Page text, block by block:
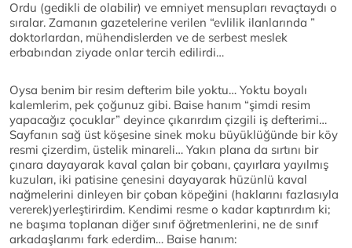
Ordu (gedikli de olabilir) ve emniyet mensupları revaçtaydı o
sıralar. Zamanın gazetelerine verilen “evlilik ilanlarında ”
doktorlardan, mühendislerden ve de serbest meslek
erbabından ziyade onlar tercih edilirdi…
Oysa benim bir resim defterim bile yoktu… Yoktu boyalı
kalemlerim, pek çoğunuz gibi. Baise hanım “şimdi resim
yapacağız çocuklar” deyince çıkarırdım çizgili iş defterimi…
Sayfanın sağ üst köşesine sinek moku büyüklüğünde bir köy
resmi çizerdim, üstelik minareli… Yakın plana da sırtını bir
çınara dayayarak kaval çalan bir çobanı, çayırlara yayılmış
kuzuları, iki patisine çenesini dayayarak hüzünlü kaval
nağmelerini dinleyen bir çoban köpeğini (haklarını fazlasıyla
vererek)yerleştirirdim. Kendimi resme o kadar kaptırırdım ki;
ne başıma toplanan diğer sınıf öğretmenlerini, ne de sınıf
arkadaşlarımı fark ederdim… Baise hanım: